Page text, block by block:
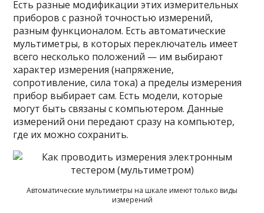
Есть разные модификации этих измерительных
приборов с разной точностью измерений,
разным функционалом. Есть автоматические
мультиметры, в которых переключатель имеет
всего несколько положений — им выбирают
характер измерения (напряжение,
сопротивление, сила тока) а пределы измерения
прибор выбирает сам. Есть модели, которые
могут быть связаны с компьютером. Данные
измерений они передают сразу на компьютер,
где их можно сохранить.
Автоматические мультиметры на шкале имеют только виды
измерений